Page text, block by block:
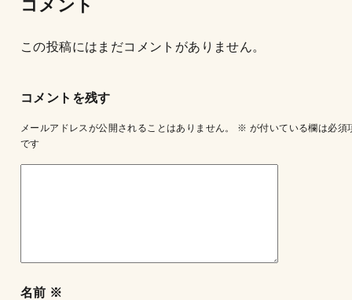
コメント
この投稿にはまだコメントがありません。
コメントを残す
メールアドレスが公開されることはありません。 ※ が付いている欄は必須
です
名前 ※